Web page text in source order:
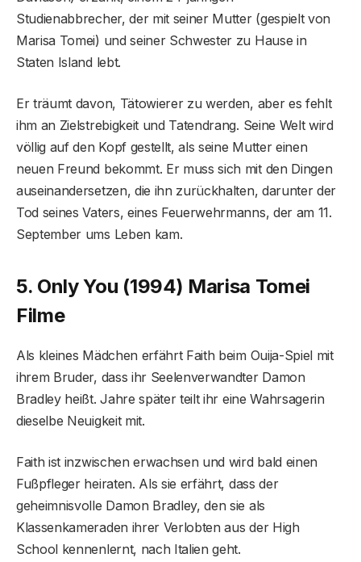
Studienabbrecher, der mit seiner Mutter (gespielt von
Marisa Tomei) und seiner Schwester zu Hause in
Staten Island lebt.
Er träumt davon, Tätowierer zu werden, aber es fehlt
ihm an Zielstrebigkeit und Tatendrang. Seine Welt wird
völlig auf den Kopf gestellt, als seine Mutter einen
neuen Freund bekommt. Er muss sich mit den Dingen
auseinandersetzen, die ihn zurückhalten, darunter der
Tod seines Vaters, eines Feuerwehrmanns, der am 11.
September ums Leben kam.
5. Only You (1994) Marisa Tomei
Filme
Als kleines Mädchen erfährt Faith beim Ouija-Spiel mit
ihrem Bruder, dass ihr Seelenverwandter Damon
Bradley heißt. Jahre später teilt ihr eine Wahrsagerin
dieselbe Neuigkeit mit.
Faith ist inzwischen erwachsen und wird bald einen
Fußpfleger heiraten. Als sie erfährt, dass der
geheimnisvolle Damon Bradley, den sie als
Klassenkameraden ihrer Verlobten aus der High
School kennenlernt, nach Italien geht.